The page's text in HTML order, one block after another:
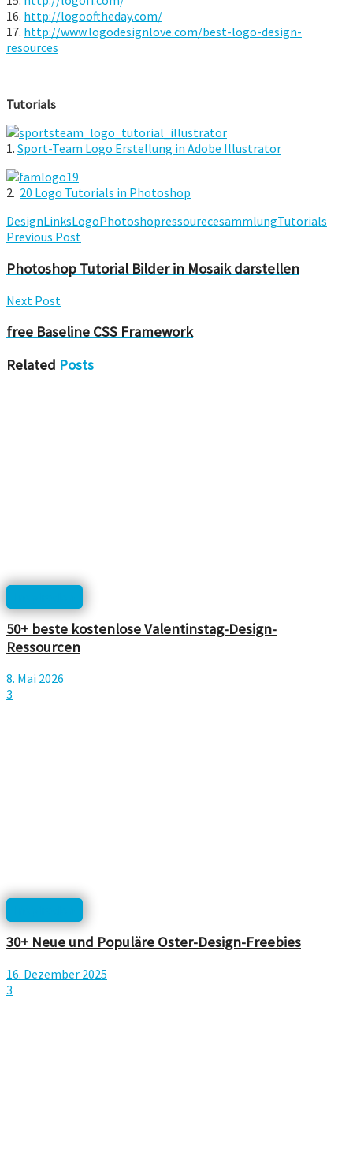
16. http://logooftheday.com/
17. http://www.logodesignlove.com/best-logo-design-
resources
Tutorials
1. Sport-Team Logo Erstellung in Adobe Illustrator
2. 20 Logo Tutorials in Photoshop
DesignLinksLogoPhotoshopressourecesammlungTutorials
Previous Post
Photoshop Tutorial Bilder in Mosaik darstellen
Next Post
free Baseline CSS Framework
Related Posts
50+ beste kostenlose Valentinstag-Design-
Ressourcen
8. Mai 2026
3
30+ Neue und Populäre Oster-Design-Freebies
16. Dezember 2025
3